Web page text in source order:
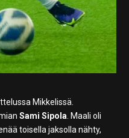
Mikkelissä.
Sami Sipola. Maali oli
toisella jaksolla nähty,